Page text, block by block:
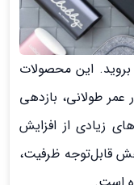
بروید. این محصولات
عمر طولانی‌، بازدهی
زیادی از افزایش
قابل‌توجه ظرفیت،